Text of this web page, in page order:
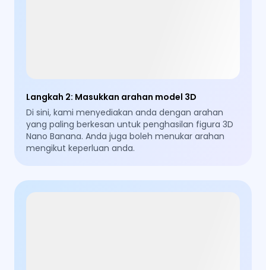
Langkah 2: Masukkan arahan model 3D
Di sini, kami menyediakan anda dengan arahan
yang paling berkesan untuk penghasilan figura 3D
Nano Banana. Anda juga boleh menukar arahan
mengikut keperluan anda.